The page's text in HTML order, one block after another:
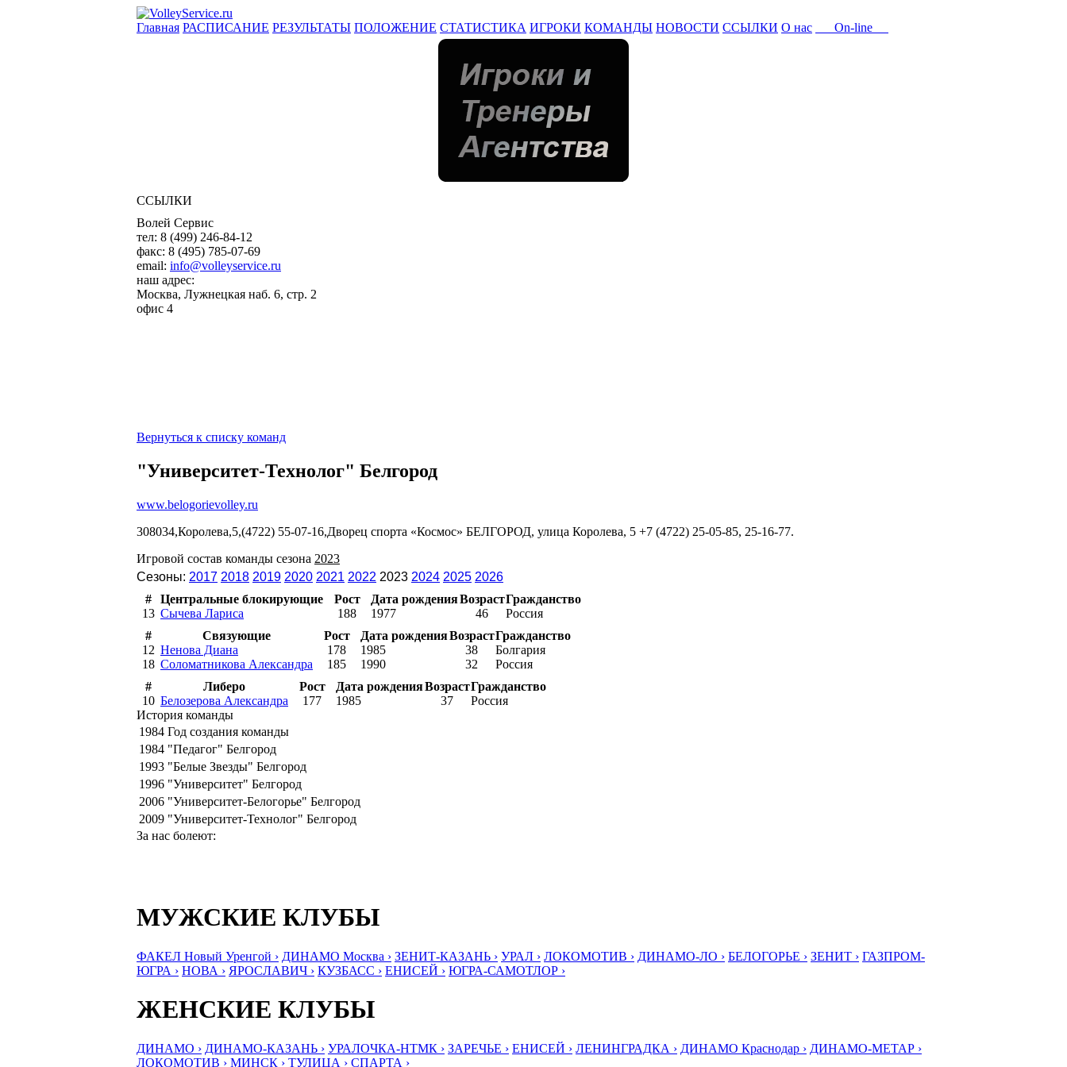
Главная РАСПИСАНИЕ РЕЗУЛЬТАТЫ ПОЛОЖЕНИЕ СТАТИСТИКА ИГРОКИ КОМАНДЫ НОВОСТИ ССЫЛКИ О нас On-line
ССЫЛКИ
Волей Сервис
тел: 8 (499) 246-84-12
факс: 8 (495) 785-07-69
email: info@volleyservice.ru
наш адрес:
Москва, Лужнецкая наб. 6, стр. 2
офис 4
Вернуться к списку команд
"Университет-Технолог" Белгород
www.belogorievolley.ru
308034,Королева,5,(4722) 55-07-16,Дворец спорта «Космос» БЕЛГОРОД, улица Королева, 5 +7 (4722) 25-05-85, 25-16-77.
Игровой состав команды сезона 2023
Сезоны: 2017 2018 2019 2020 2021 2022 2023 2024 2025 2026
#
Центральные блокирующие Рост Дата рожденияВозрастГражданство
13 Сычева Лариса 188 1977 46
Россия
#
Связующие Рост Дата рожденияВозрастГражданство
12 Ненова Диана 178 1985 38
Болгария
18 Соломатникова Александра 185 1990 32
Россия
#
Либеро Рост Дата рожденияВозрастГражданство
10 Белозерова Александра 177 1985 37
Россия
История команды
1984 Год создания команды
1984 "Педагог" Белгород
1993 "Белые Звезды" Белгород
1996 "Университет" Белгород
2006 "Университет-Белогорье" Белгород
2009 "Университет-Технолог" Белгород
За нас болеют:
МУЖСКИЕ КЛУБЫ
ФАКЕЛ Новый Уренгой › ДИНАМО Москва › ЗЕНИТ-КАЗАНЬ › УРАЛ › ЛОКОМОТИВ › ДИНАМО-ЛО › БЕЛОГОРЬЕ › ЗЕНИТ › ГАЗПРОМ-
ЮГРА › НОВА › ЯРОСЛАВИЧ › КУЗБАСС › ЕНИСЕЙ › ЮГРА-САМОТЛОР ›
ЖЕНСКИЕ КЛУБЫ
ДИНАМО › ДИНАМО-КАЗАНЬ › УРАЛОЧКА-НТМК › ЗАРЕЧЬЕ › ЕНИСЕЙ › ЛЕНИНГРАДКА › ДИНАМО Краснодар › ДИНАМО-МЕТАР ›
ЛОКОМОТИВ › МИНСК › ТУЛИЦА › СПАРТА ›